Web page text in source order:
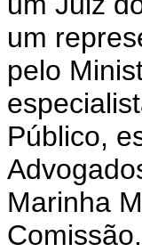
um
pelo
Público,
Marinha